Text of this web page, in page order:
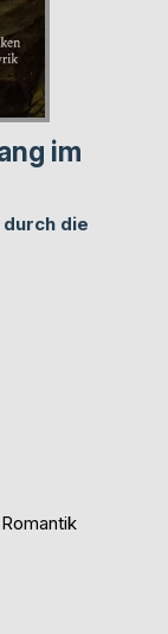
im
die